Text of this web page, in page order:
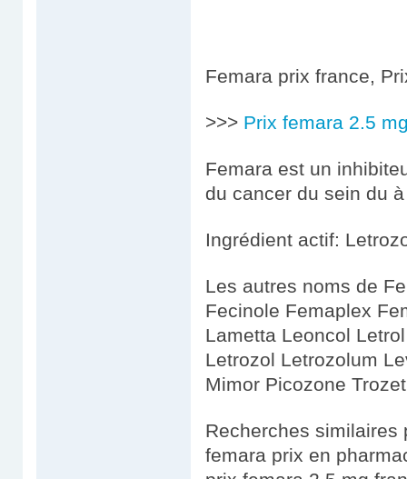
Femara prix france,
>>> Prix femara 2.5
Femara est un
du cancer du sein du
Ingrédient actif:
Les autres noms de
Fecinole Femaplex
Lametta Leoncol
Letrozol Letrozolum
Mimor Picozone Trozet
Recherches similaires
femara prix en